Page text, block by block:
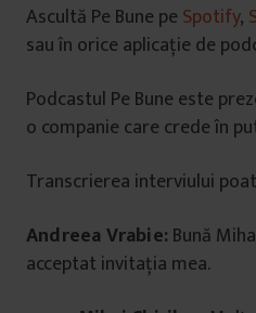
Ascultă Pe Bune pe Spotify,
sau în orice aplicație de
Podcastul Pe Bune este
o companie care crede în
Transcrierea interviului
Andreea Vrabie: Bună
acceptat invitația mea.